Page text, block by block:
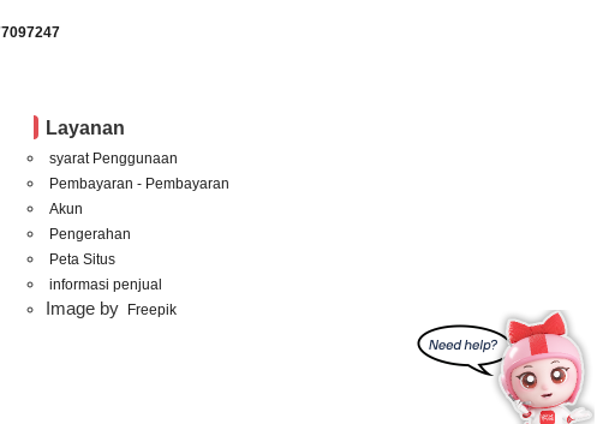
Layanan
syarat Penggunaan
Pembayaran - Pembayaran
Akun
Pengerahan
Peta Situs
informasi penjual
Image by Freepik